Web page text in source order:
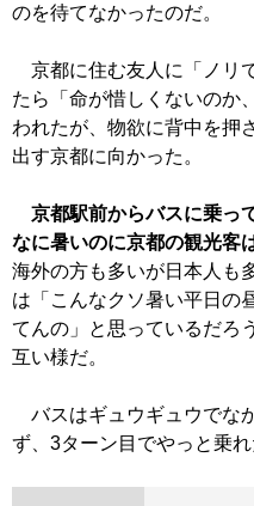
のを待てなかったのだ。
京都に住む友人に「ノリ
たら「命が惜しくないのか
われたが、物欲に背中を押
出す京都に向かった。
京都駅前からバスに乗っ
なに暑いのに京都の観光客
海外の方も多いが日本人も
は「こんなクソ暑い平日の
てんの」と思っているだろ
互い様だ。
バスはギュウギュウでな
ず、3ターン目でやっと乗れ